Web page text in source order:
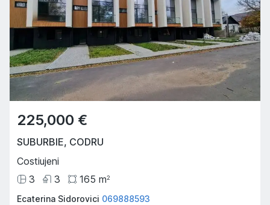
225,000 €
SUBURBIE, CODRU
Costiujeni
3
3 165 m2
Ecaterina Sidorovici 069888593